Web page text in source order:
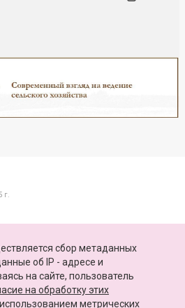
г.
сбор метаданных
об IP - адресе и
на сайте, пользователь
на обработку этих
метрических